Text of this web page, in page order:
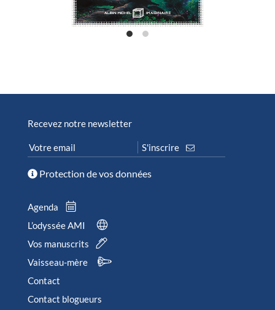
Recevez notre newsletter
Protection de vos données
Agenda
L’odyssée AMI
Vos manuscrits
Vaisseau-mère
Contact
Contact blogueurs